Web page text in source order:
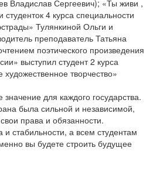
Владислав Сергеевич); «Ты живи ,
4 курса специальности
Тулянкиной Ольги и
преподаватель Татьяна
поэтического произведения
выступил студент 2 курса
творчество»
для каждого государства.
была сильной и независимой,
права и обязанности.
стабильности, а всем студентам
вы будете строить будущее